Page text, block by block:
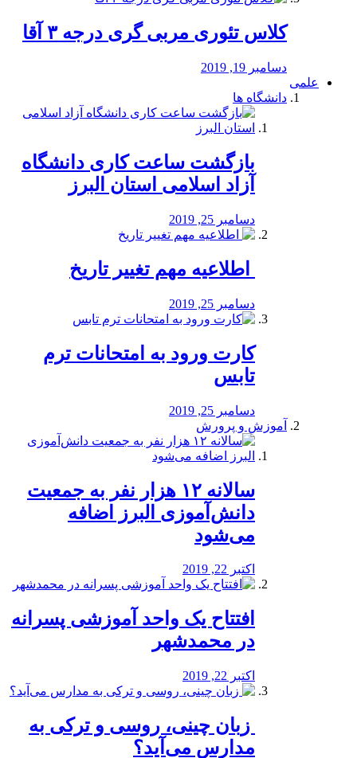
کلاس تئوری مربی گری درجه ۳ آقا
دسامبر 19, 2019
علمی
دانشگاه ها
بازگشت ساعت کاری دانشگاه
آزاد اسلامی استان البرز
دسامبر 25, 2019
️ اطلاعیه مهم تغییر تاریخ
دسامبر 25, 2019
کارت ورود به امتحانات ترم
تابس
دسامبر 25, 2019
آموزش و پرورش
️سالانه ۱۲ هزار نفر به جمعیت
دانش‌آموزی البرز اضافه
می‌شود
اکتبر 22, 2019
افتتاح یک واحد آموزشی پسرانه
در محمدشهر
اکتبر 22, 2019
️ زبان چینی، روسی و ترکی به
مدارس می‌آید؟